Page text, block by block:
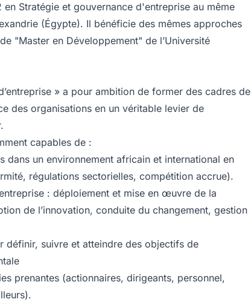
en Stratégie et gouvernance d'entreprise au même
(Égypte). Il bénéficie des mêmes approches
"Master en Développement" de l’Université
» a pour ambition de former des cadres de
des organisations en un véritable levier de
capables de :
dans un environnement africain et international en
régulations sectorielles, compétition accrue).
: déploiement et mise en œuvre de la
de l’innovation, conduite du changement, gestion
définir, suivre et atteindre des objectifs de
prenantes (actionnaires, dirigeants, personnel,